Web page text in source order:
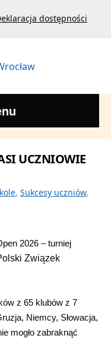
dostępności
UCZNIOWIE
, Sukcesy uczniów,
2026 – turniej
Związek
z 65 klubów z 7
Niemcy, Słowacja,
mogło zabraknąć